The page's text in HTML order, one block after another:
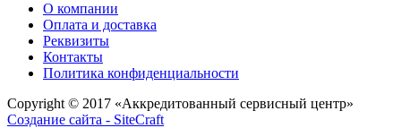
О компании
Оплата и доставка
Реквизиты
Контакты
Политика конфиденциальности
Copyright © 2017 «Аккредитованный сервисный центр»
Создание сайта - SiteCraft